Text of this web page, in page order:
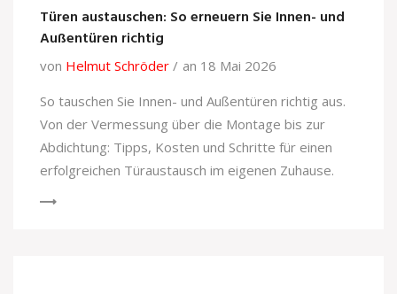
Türen austauschen: So erneuern Sie Innen- und
Außentüren richtig
von Helmut Schröder
an 18 Mai 2026
So tauschen Sie Innen- und Außentüren richtig aus.
Von der Vermessung über die Montage bis zur
Abdichtung: Tipps, Kosten und Schritte für einen
erfolgreichen Türaustausch im eigenen Zuhause.